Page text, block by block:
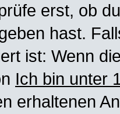
erst, ob
hast.
ist: Wenn
Ich bin unter
erhaltenen